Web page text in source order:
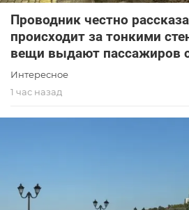
Проводник честно
происходит за тонкими
вещи выдают пассажиров
Интересное
1 час назад